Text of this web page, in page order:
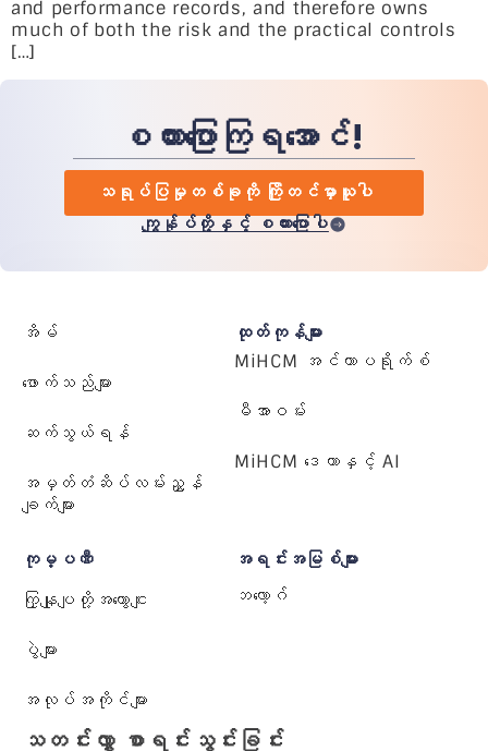
and performance records, and therefore owns
much of both the risk and the practical controls
[…]
စကားပြောကြရအောင်!
သရုပ်ပြမှုတစ်ခုကို ကြိုတင်မှာယူပါ
ကျွန်ုပ်တို့နှင့် စကားပြောပါ
အိမ်
ဖောက်သည်များ
ဆက်သွယ်ရန်
အမှတ်တံဆိပ်လမ်းညွှန်
ချက်များ
ထုတ်ကုန်များ
MiHCM အင်တာပရိုက်စ်
မီအာဝမ်း
MiHCM ဒေတာနှင့် AI
ကုမ္ပဏီ
ကြှနျုပျတို့အကွောငျး
ပွဲများ
အလုပ်အကိုင်များ
အရင်းအမြစ်များ
ဘလော့ဂ်
သတင်းလွှာ စာရင်းသွင်းခြင်း